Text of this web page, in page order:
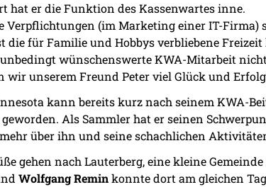
hat er die Funktion des Kassenwartes inne.
Verpflichtungen (im Marketing einer IT-Firma)
die für Familie und Hobbys verbliebene
wünschenswerte KWA-Mitarbeit
wir unserem Freund Peter viel Glück und
kann bereits kurz nach seinem KWA-
Als Sammler hat er seinen
über ihn und seine schachlichen
gehen nach Lauterberg, eine kleine
Wolfgang Reminkonnte dort am gleichen